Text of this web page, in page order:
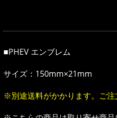
■PHEV エンブレム
サイズ：150mm×21mm
※別途送料がかかります。ご注